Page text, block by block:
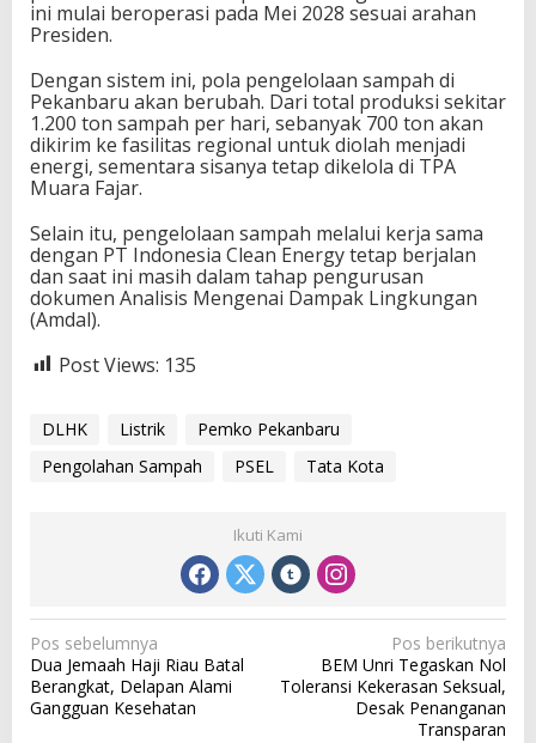
ini mulai beroperasi pada Mei 2028 sesuai arahan
Presiden.
Dengan sistem ini, pola pengelolaan sampah di
Pekanbaru akan berubah. Dari total produksi sekitar
1.200 ton sampah per hari, sebanyak 700 ton akan
dikirim ke fasilitas regional untuk diolah menjadi
energi, sementara sisanya tetap dikelola di TPA
Muara Fajar.
Selain itu, pengelolaan sampah melalui kerja sama
dengan PT Indonesia Clean Energytetap berjalan
dan saat ini masih dalam tahap pengurusan
dokumen Analisis Mengenai Dampak Lingkungan
(Amdal).
Post Views: 135
DLHK Listrik
Pemko Pekanbaru
Pengolahan Sampah
PSEL Tata Kota
Ikuti Kami
N
a
v
Pos sebelumnya
Dua Jemaah Haji Riau Batal
Berangkat, Delapan Alami
Gangguan Kesehatan
Pos berikutnya
BEM Unri Tegaskan Nol
Toleransi Kekerasan Seksual,
Desak Penanganan
Transparan